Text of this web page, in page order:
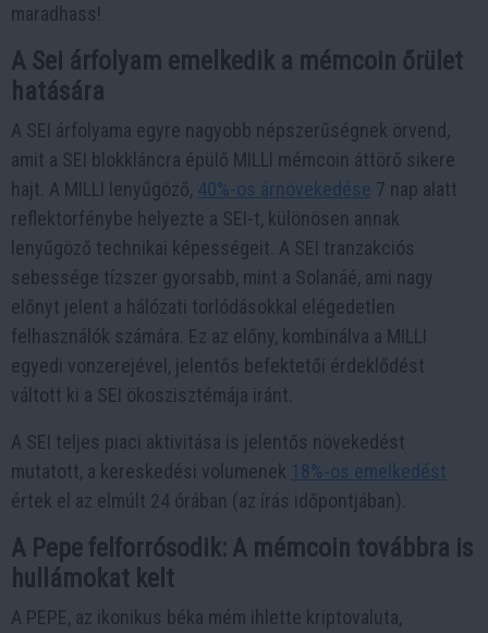
maradhass!
A Sei árfolyam emelkedik a mémcoin őrület
hatására
A SEI árfolyama egyre nagyobb népszerűségnek örvend,
amit a SEI blokkláncra épülő MILLI mémcoin áttörő sikere
hajt. A MILLI lenyűgöző, 40%-os árnövekedése 7 nap alatt
reflektorfénybe helyezte a SEI-t, különösen annak
lenyűgöző technikai képességeit. A SEI tranzakciós
sebessége tízszer gyorsabb, mint a Solanáé, ami nagy
előnyt jelent a hálózati torlódásokkal elégedetlen
felhasználók számára. Ez az előny, kombinálva a MILLI
egyedi vonzerejével, jelentős befektetői érdeklődést
váltott ki a SEI ökoszisztémája iránt.
A SEI teljes piaci aktivitása is jelentős növekedést
mutatott, a kereskedési volumenek 18%-os emelkedést
értek el az elmúlt 24 órában (az írás időpontjában).
A Pepe felforrósodik: A mémcoin továbbra is
hullámokat kelt
A PEPE, az ikonikus béka mém ihlette kriptovaluta,